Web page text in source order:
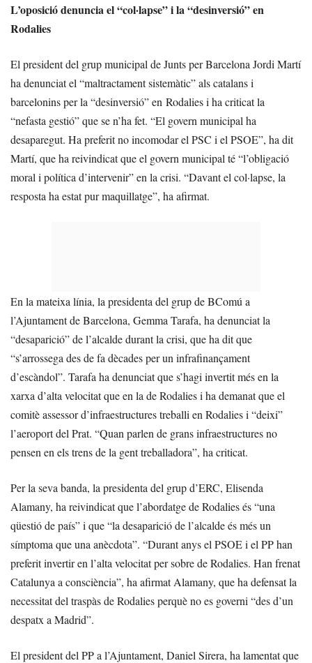
L’oposició denuncia el “col·lapse” i la “desinversió” en
Rodalies
El president del grup municipal de Junts per Barcelona Jordi Martí
ha denunciat el “maltractament sistemàtic” als catalans i
barcelonins per la “desinversió” en Rodalies i ha criticat la
“nefasta gestió” que se n’ha fet. “El govern municipal ha
desaparegut. Ha preferit no incomodar el PSC i el PSOE”, ha dit
Martí, que ha reivindicat que el govern municipal té “l’obligació
moral i política d’intervenir” en la crisi. “Davant el col·lapse, la
resposta ha estat pur maquillatge”, ha afirmat.
En la mateixa línia, la presidenta del grup de BComú a
l’Ajuntament de Barcelona, Gemma Tarafa, ha denunciat la
“desaparició” de l’alcalde durant la crisi, que ha dit que
“s’arrossega des de fa dècades per un infrafinançament
d’escàndol”. Tarafa ha denunciat que s’hagi invertit més en la
xarxa d’alta velocitat que en la de Rodalies i ha demanat que el
comitè assessor d’infraestructures treballi en Rodalies i “deixi”
l’aeroport del Prat. “Quan parlen de grans infraestructures no
pensen en els trens de la gent treballadora”, ha criticat.
Per la seva banda, la presidenta del grup d’ERC, Elisenda
Alamany, ha reivindicat que l’abordatge de Rodalies és “una
qüestió de país” i que “la desaparició de l’alcalde és més un
símptoma que una anècdota”. “Durant anys el PSOE i el PP han
preferit invertir en l’alta velocitat per sobre de Rodalies. Han frenat
Catalunya a consciència”, ha afirmat Alamany, que ha defensat la
necessitat del traspàs de Rodalies perquè no es governi “des d’un
despatx a Madrid”.
El president del PP a l’Ajuntament, Daniel Sirera, ha lamentat que